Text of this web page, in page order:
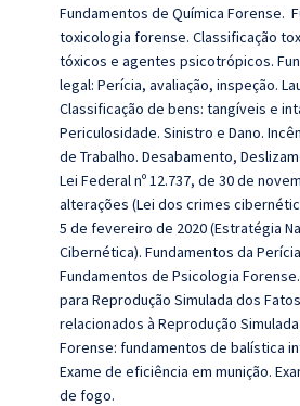
Fundamentos de Química Forense.
toxicologia forense. Classificação
tóxicos e agentes psicotrópicos.
legal: Perícia, avaliação, inspeção.
Classificação de bens: tangíveis e
Periculosidade. Sinistro e Dano.
de Trabalho. Desabamento,
Lei Federal nº 12.737, de 30 de
alterações (Lei dos crimes
5 de fevereiro de 2020 (Estratégia
Cibernética). Fundamentos da
Fundamentos de Psicologia
para Reprodução Simulada dos
relacionados à Reprodução
Forense: fundamentos de balística
Exame de eficiência em munição.
de fogo.